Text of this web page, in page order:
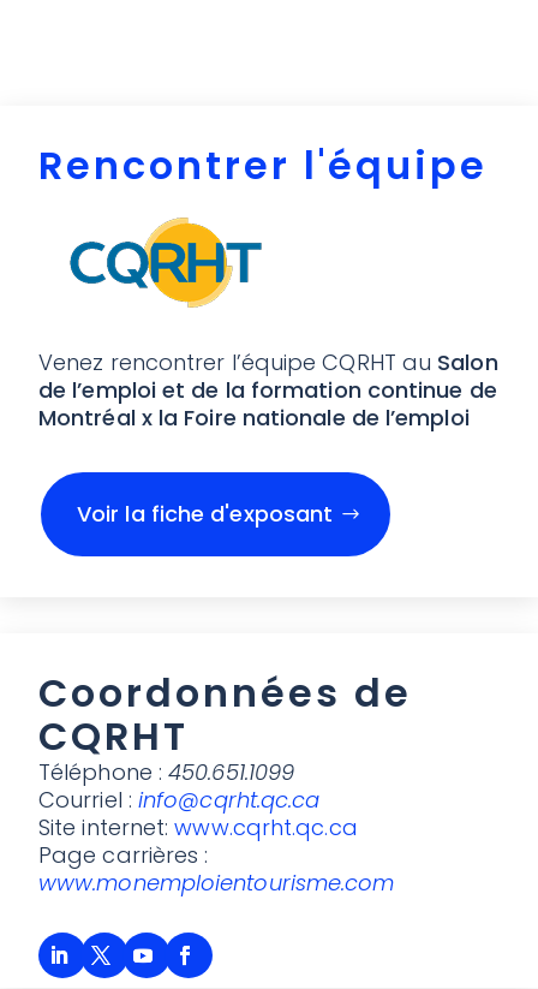
Rencontrer l'équipe
Venez rencontrer l’équipe CQRHT au Salon
de l’emploi et de la formation continue de
Montréal x la Foire nationale de l’emploi
Voir la fiche d'exposant
Coordonnées de
CQRHT
Téléphone :450.651.1099
Courriel : info@cqrht.qc.ca
Site internet:www.cqrht.qc.ca
Page carrières :
www.monemploientourisme.com